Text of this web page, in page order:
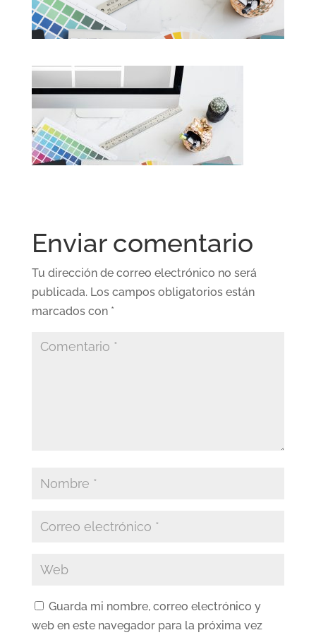
Enviar comentario
Tu dirección de correo electrónico no será
publicada. Los campos obligatorios están
marcados con *
Guarda mi nombre, correo electrónico y
web en este navegador para la próxima vez